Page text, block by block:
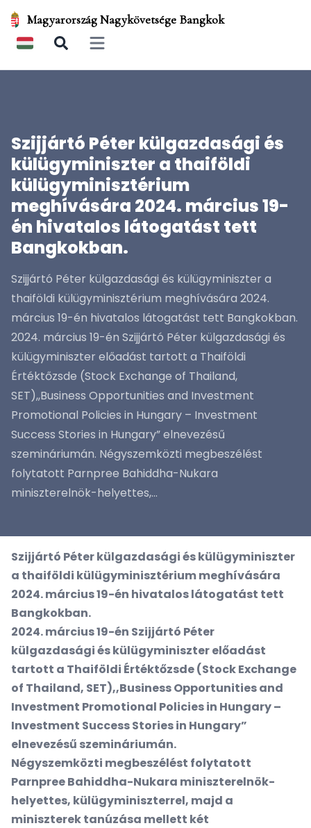
Magyarország Nagykövetsége Bangkok
Open main menu
Szijjártó Péter külgazdasági és
külügyminiszter a thaiföldi
külügyminisztérium
meghívására 2024. március 19-
én hivatalos látogatást tett
Bangkokban.
Szijjártó Péter külgazdasági és külügyminiszter a
thaiföldi külügyminisztérium meghívására 2024.
március 19-én hivatalos látogatást tett Bangkokban.
2024. március 19-én Szijjártó Péter külgazdasági és
külügyminiszter előadást tartott a Thaiföldi
Értéktőzsde (Stock Exchange of Thailand,
SET),,Business Opportunities and Investment
Promotional Policies in Hungary – Investment
Success Stories in Hungary” elnevezésű
szemináriumán. Négyszemközti megbeszélést
folytatott Parnpree Bahiddha-Nukara
miniszterelnök-helyettes,...
Szijjártó Péter külgazdasági és külügyminiszter
a thaiföldi külügyminisztérium meghívására
2024. március 19-én hivatalos látogatást tett
Bangkokban.
2024. március 19-én Szijjártó Péter
külgazdasági és külügyminiszter előadást
tartott a Thaiföldi Értéktőzsde (Stock Exchange
of Thailand, SET),,Business Opportunities and
Investment Promotional Policies in Hungary –
Investment Success Stories in Hungary”
elnevezésű szemináriumán.
Négyszemközti megbeszélést folytatott
Parnpree Bahiddha-Nukara miniszterelnök-
helyettes, külügyminiszterrel, majd a
miniszterek tanúzása mellett két